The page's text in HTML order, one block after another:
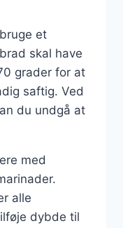
et
skal have
grader for at
saftig. Ved
du undgå at
med
alle
dybde til